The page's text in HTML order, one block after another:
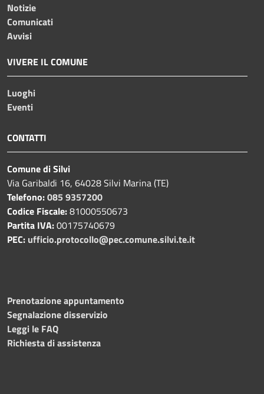
Notizie
Comunicati
Avvisi
VIVERE IL COMUNE
Luoghi
Eventi
CONTATTI
Comune di Silvi
Via Garibaldi 16, 64028 Silvi Marina (TE)
Telefono:085 9357200
Codice Fiscale:81000550673
Partita IVA:00175740679
PEC: ufficio.protocollo@pec.comune.silvi.te.it
Prenotazione appuntamento
Segnalazione disservizio
Leggi le FAQ
Richiesta di assistenza